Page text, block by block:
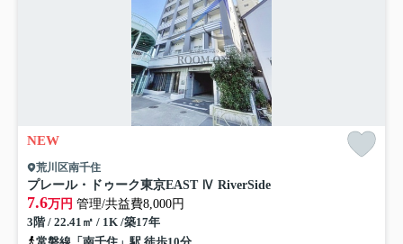
NEW
荒川区南千住
プレール・ドゥーク東京EAST Ⅳ RiverSide
7.6万円 管理/共益費8,000円
3階 / 22.41㎡ / 1K /築17年